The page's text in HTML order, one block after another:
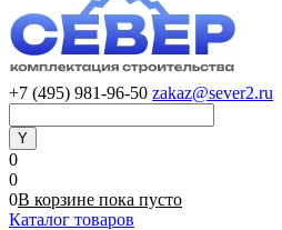
+7 (495) 981-96-50 zakaz@sever2.ru
0
0
0В корзине пока пусто
Каталог товаров